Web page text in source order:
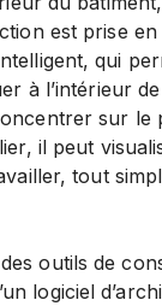
est prise
qui
à l’intérieur
sur le
il peut
tout
outils de
logiciel